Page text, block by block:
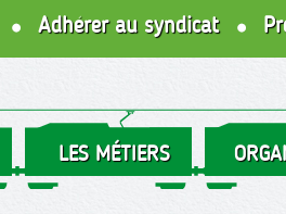
Adhérer au syndicat
LES MÉTIERS